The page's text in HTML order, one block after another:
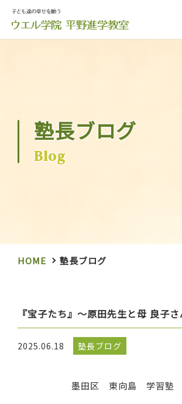
塾長ブログ
Blog
HOME 塾長ブログ
『宝子たち』～原田先生と母 良子さ
2025.06.18 塾長ブログ
墨田区 東向島 学習塾